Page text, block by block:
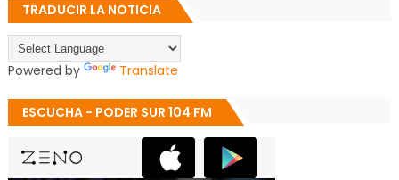
TRADUCIR LA NOTICIA
Powered by Translate
ESCUCHA - PODER SUR 104 FM